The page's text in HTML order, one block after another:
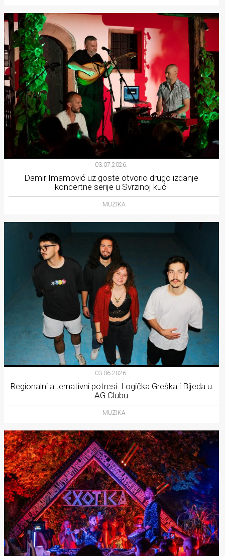
03.07.2026.
Damir Imamović uz goste otvorio drugo izdanje
koncertne serije u Svrzinoj kući
MUZIKA
03.06.2026.
Regionalni alternativni potresi: Logička Greška i Bijeda u
AG Clubu
MUZIKA